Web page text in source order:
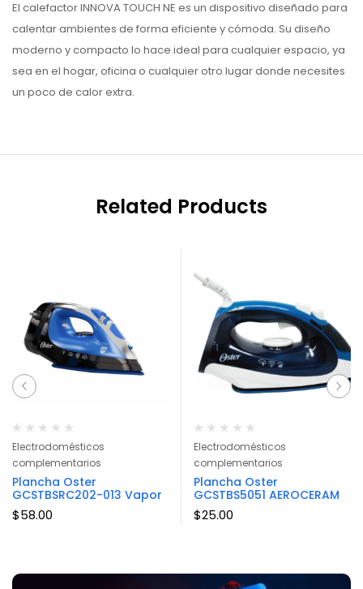
El calefactor INNOVA TOUCH NE es un dispositivo diseñado para
calentar ambientes de forma eficiente y cómoda. Su diseño
moderno y compacto lo hace ideal para cualquier espacio, ya
sea en el hogar, oficina o cualquier otro lugar donde necesites
un poco de calor extra.
Related Products
Electrodomésticos
complementarios
Plancha Oster
GCSTBSRC202-013 Vapor
$58.00
Electrodomésticos
complementarios
Plancha Oster
GCSTBS5051 AEROCERAM
$25.00